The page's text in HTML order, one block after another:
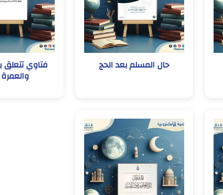
حال المسلم بعد الحج فتاوي تتعلق